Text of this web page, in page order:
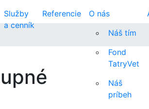
Služby
a cenník
Referencie
O nás
Náš tím
Fond
TatryVet
Náš
príbeh